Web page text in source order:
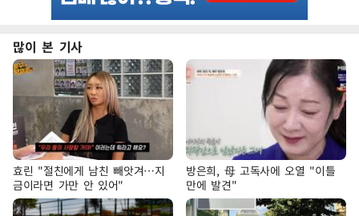
많이 본 기사
효린 "절친에게 남친 빼앗겨…지
금이라면 가만 안 있어"
방은희, 母 고독사에 오열 "이틀
만에 발견"